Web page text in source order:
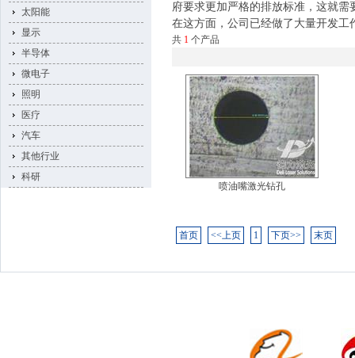
太阳能
显示
半导体
微电子
照明
医疗
汽车
其他行业
科研
府要求更加严格的排放标准，这就
在这方面，公司已经做了大量开发
共 1 个产品
喷油嘴激光钻孔
首页 <<上页 1 下页>> 末页